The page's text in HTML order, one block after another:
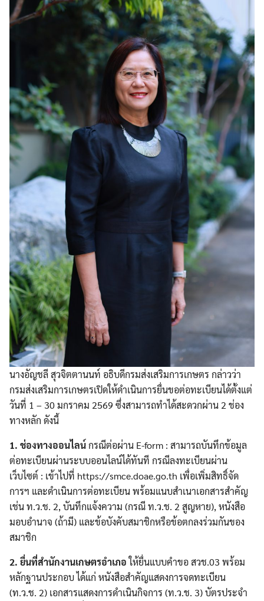
นางอัญชลี สุวจิตตานนท์ อธิบดีกรมส่งเสริมการเกษตร กล่าวว่า
กรมส่งเสริมการเกษตรเปิดให้ดำเนินการยื่นขอต่อทะเบียนได้ตั้งแต่
วันที่ 1 – 30 มกราคม 2569 ซึ่งสามารถทำได้สะดวกผ่าน 2 ช่อง
ทางหลัก ดังนี้
1. ช่องทางออนไลน์กรณีต่อผ่าน E-form : สามารถบันทึกข้อมูล
ต่อทะเบียนผ่านระบบออนไลน์ได้ทันที กรณีลงทะเบียนผ่าน
เว็บไซต์ : เข้าไปที่ https://smce.doae.go.th เพื่อเพิ่มสิทธิ์จัด
การฯ และดำเนินการต่อทะเบียน พร้อมแนบสำเนาเอกสารสำคัญ
เช่น ท.ว.ช. 2, บันทึกแจ้งความ (กรณี ท.ว.ช. 2 สูญหาย), หนังสือ
มอบอำนาจ (ถ้ามี) และข้อบังคับสมาชิกหรือข้อตกลงร่วมกันของ
สมาชิก
2. ยื่นที่สำนักงานเกษตรอำเภอให้ยื่นแบบคำขอ สวช.03 พร้อม
หลักฐานประกอบ ได้แก่ หนังสือสำคัญแสดงการจดทะเบียน
(ท.ว.ช. 2) เอกสารแสดงการดำเนินกิจการ (ท.ว.ช. 3) บัตรประจำ